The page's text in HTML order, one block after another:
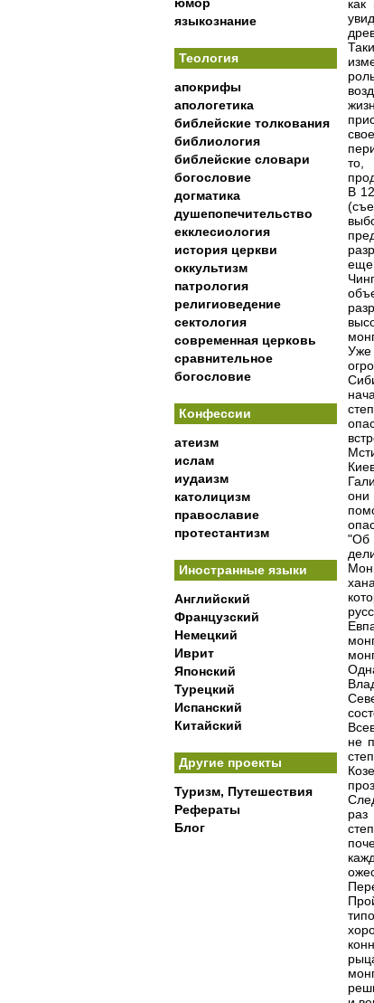
языкознание
Теология
апокрифы
апологетика
библейские толкования
библиология
библейские словари
богословие
догматика
душепопечительство
екклесиология
история церкви
оккультизм
патрология
религиоведение
сектология
современная церковь
сравнительное
богословие
Конфессии
атеизм
ислам
иудаизм
католицизм
православие
протестантизм
Иностранные языки
Английский
Французский
Немецкий
Иврит
Японский
Турецкий
Испанский
Китайский
Другие проекты
Туризм, Путешествия
Рефераты
Блог
как
то,
В
еще
Уже
они
"Об
не